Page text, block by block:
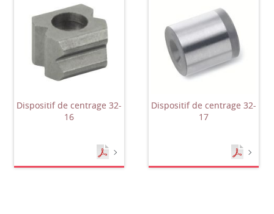
Dispositif de centrage 32-
16
Dispositif de centrage 32-
17